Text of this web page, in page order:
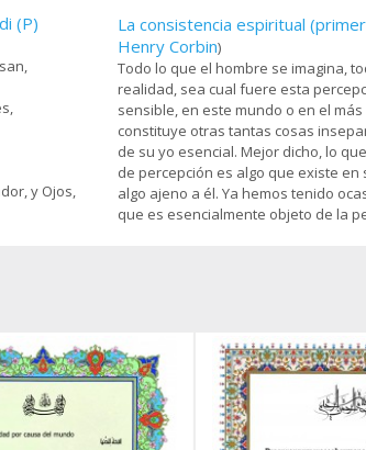
(P)
y Ojos,
La consistencia espiritual
Henry Corbin)
Todo lo que el hombre se imagina,
realidad, sea cual fuere esta
sensible, en este mundo o en el
constituye otras tantas cosas
de su yo esencial. Mejor dicho, lo
de percepción es algo que existe en
algo ajeno a él. Ya hemos tenido
que es esencialmente objeto de la